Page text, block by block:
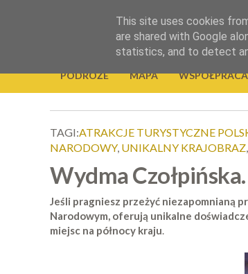
Okiem Obiektywu.
PODRÓŻE MAPA WSPÓŁPRACA
TAGI:ATRAKCJE TURYSTYCZNE
NARODOWY, UNIKALNY KRAJOBRAZ,
Wydma
Jeśli pragniesz przeżyć niezapomnianą
Narodowym, oferują unikalne
miejsc na północy kraju.
This site uses cookies
are shared with Google
statistics, and to detect